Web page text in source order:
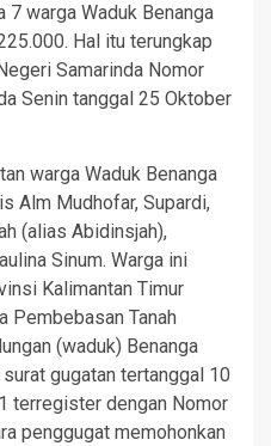
7 warga Waduk Benanga
Hal itu terungkap
Samarinda Nomor
Senin tanggal 25 Oktober
warga Waduk Benanga
Alm Mudhofar, Supardi,
(alias Abidinsjah),
Sinum. Warga ini
Kalimantan Timur
Pembebasan Tanah
(waduk) Benanga
gugatan tertanggal 10
terregister dengan Nomor
penggugat memohonkan